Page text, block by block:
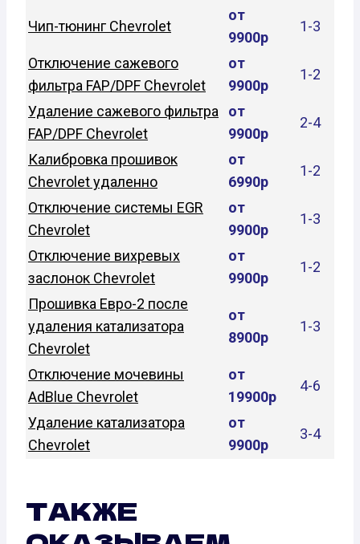
Чип-тюнинг Chevrolet
от
9900р
1-3
Отключение сажевого
фильтра FAP/DPF Chevrolet
от
9900р
1-2
Удаление сажевого фильтра
FAP/DPF Chevrolet
от
9900р
2-4
Калибровка прошивок
Chevrolet удаленно
от
6990р
1-2
Отключение системы EGR
Chevrolet
от
9900р
1-3
Отключение вихревых
заслонок Chevrolet
от
9900р
1-2
Прошивка Евро-2 после
удаления катализатора
Chevrolet
от
8900р
1-3
Отключение мочевины
AdBlue Chevrolet
от
19900р
4-6
Удаление катализатора
Chevrolet
от
9900р
3-4
ТАКЖЕ